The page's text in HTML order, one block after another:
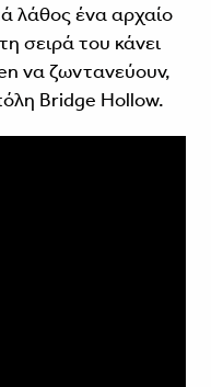
λάθος ένα αρχαίο
σειρά του κάνει
να ζωντανεύουν,
Bridge Hollow.